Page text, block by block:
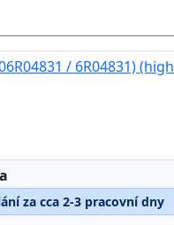
/ 6R04831) (high
za cca 2-3 pracovní dny